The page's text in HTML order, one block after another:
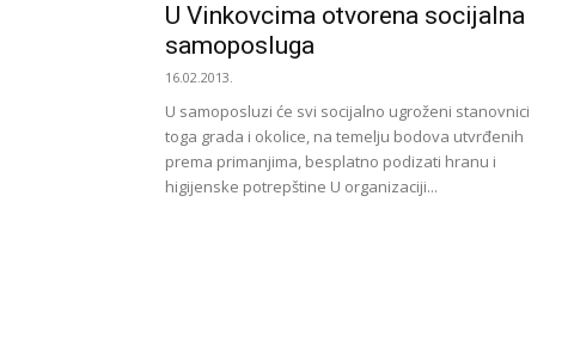
U Vinkovcima otvorena socijalna
samoposluga
16.02.2013.
U samoposluzi će svi socijalno ugroženi stanovnici
toga grada i okolice, na temelju bodova utvrđenih
prema primanjima, besplatno podizati hranu i
higijenske potrepštine U organizaciji...